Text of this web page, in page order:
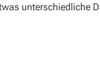
unterschiedliche